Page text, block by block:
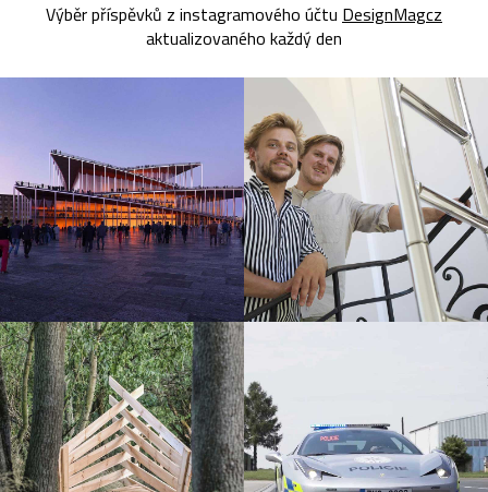
Výběr příspěvků z instagramového účtu DesignMagcz
aktualizovaného každý den